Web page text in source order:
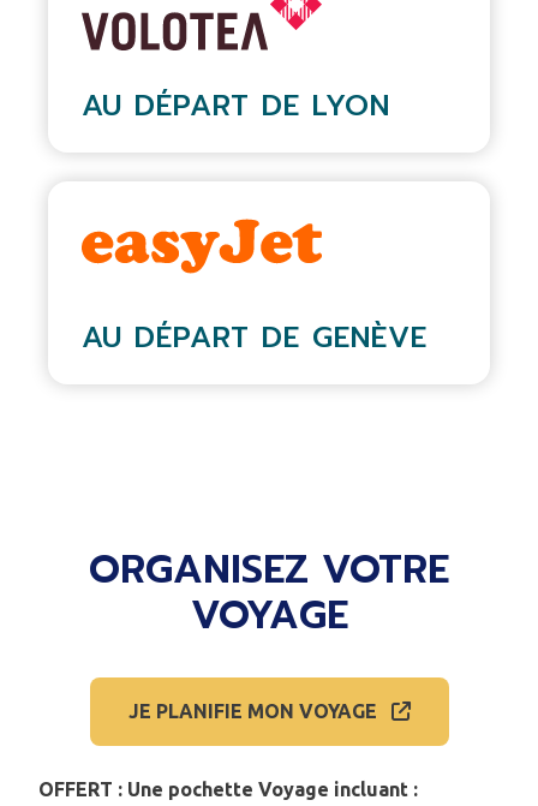
AU DÉPART DE LYON
AU DÉPART DE GENÈVE
ORGANISEZ VOTRE
VOYAGE
JE PLANIFIE MON VOYAGE
OFFERT : Une pochette Voyage incluant :